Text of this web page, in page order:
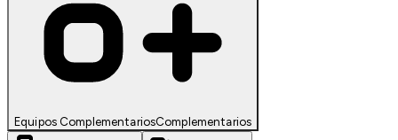
Equipos ComplementariosComplementarios